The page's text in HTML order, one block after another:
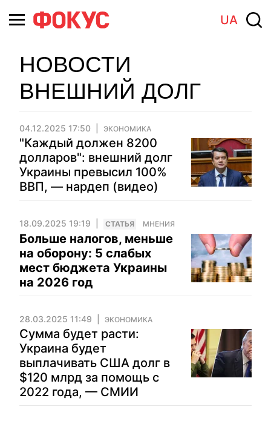
UA
НОВОСТИ
ВНЕШНИЙ ДОЛГ
04.12.2025 17:50 ЭКОНОМИКА
"Каждый должен 8200
долларов": внешний долг
Украины превысил 100%
ВВП, — нардеп (видео)
18.09.2025 19:19 CТАТЬЯ МНЕНИЯ
Больше налогов, меньше
на оборону: 5 слабых
мест бюджета Украины
на 2026 год
28.03.2025 11:49 ЭКОНОМИКА
Сумма будет расти:
Украина будет
выплачивать США долг в
$120 млрд за помощь с
2022 года, — СМИИ